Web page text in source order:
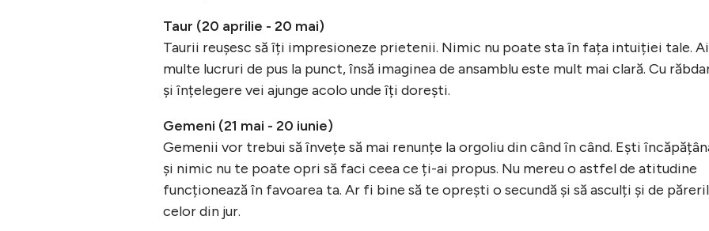
Taur (20 aprilie - 20 mai)
Taurii reușesc să îți impresioneze prietenii. Nimic nu poate sta în fața intuiției tale. Ai
multe lucruri de pus la punct, însă imaginea de ansamblu este mult mai clară. Cu
și înțelegere vei ajunge acolo unde îți dorești.
Gemeni (21 mai - 20 iunie)
Gemenii vor trebui să învețe să mai renunțe la orgoliu din când în când. Ești
și nimic nu te poate opri să faci ceea ce ți-ai propus. Nu mereu o astfel de atitudine
funcționează în favoarea ta. Ar fi bine să te oprești o secundă și să asculți și de
celor din jur.